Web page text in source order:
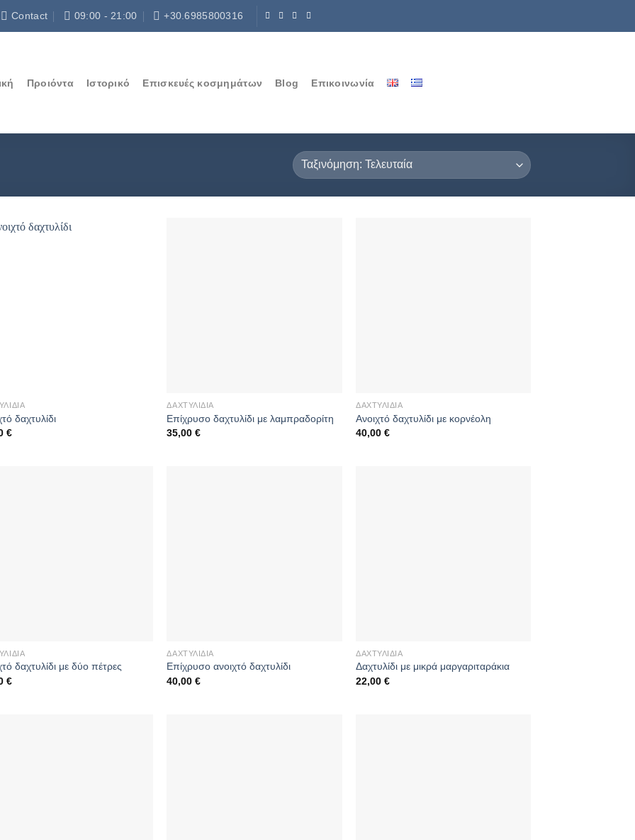
Contact 09:00 - 21:00 +30.6985800316
Προιόντα Ιστορικό Επισκευές κοσμημάτων Blog Επικοινωνία
δαχτυλίδι
€
ΔΑΧΤΥΛΊΔΙΑ
Επίχρυσο δαχτυλίδι με λαμπραδορίτη
35,00€
ΔΑΧΤΥΛΊΔΙΑ
Ανοιχτό δαχτυλίδι με κορνέολη
40,00€
δαχτυλίδι με δύο πέτρες
€
ΔΑΧΤΥΛΊΔΙΑ
Επίχρυσο ανοιχτό δαχτυλίδι
40,00€
ΔΑΧΤΥΛΊΔΙΑ
Δαχτυλίδι με μικρά μαργαριταράκια
22,00€